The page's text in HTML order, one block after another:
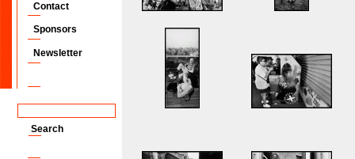
Contact
Sponsors
Newsletter